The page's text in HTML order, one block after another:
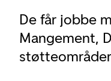
De får jobbe
Mangement,